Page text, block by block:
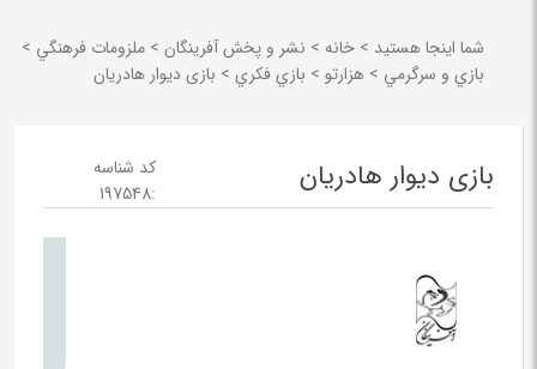
شما اینجا هستید > خانه > نشر و پخش آفرينگان > ملزومات فرهنگي >
بازي و سرگرمي > هزارتو > بازي فكري > بازی دیوار هادریان
بازی دیوار هادریان
کد شناسه
:
197548